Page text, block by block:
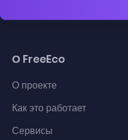
О FreeEco
О проекте
Как это работает
Сервисы